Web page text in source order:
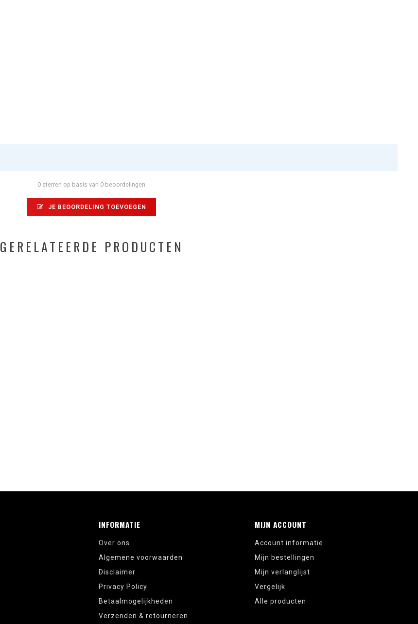
0 sterren op basis van 0 beoordelingen
JE BEOORDELING TOEVOEGEN
GERELATEERDE PRODUCTEN
INFORMATIE
Over ons
Algemene voorwaarden
Disclaimer
Privacy Policy
Betaalmogelijkheden
Verzenden & retourneren
MIJN ACCOUNT
Account informatie
Mijn bestellingen
Mijn verlanglijst
Vergelijk
Alle producten